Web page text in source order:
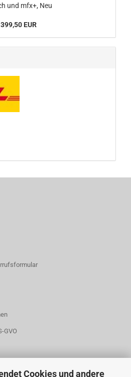
Cookies und andere
und mfx+, Neu
399,50 EUR
GVO